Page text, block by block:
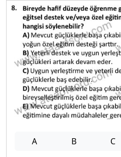
A B C